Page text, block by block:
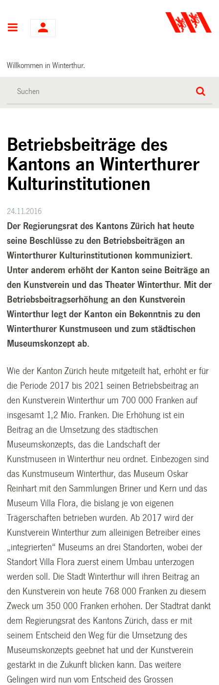
Hauptnavigation
Willkommen in Winterthur.
Betriebsbeiträge des
Kantons an Winterthurer
Kulturinstitutionen
24.11.2016
Der Regierungsrat des Kantons Zürich hat heute
seine Beschlüsse zu den Betriebsbeiträgen an
Winterthurer Kulturinstitutionen kommuniziert.
Unter anderem erhöht der Kanton seine Beiträge an
den Kunstverein und das Theater Winterthur. Mit der
Betriebsbeitragserhöhung an den Kunstverein
Winterthur legt der Kanton ein Bekenntnis zu den
Winterthurer Kunstmuseen und zum städtischen
Museumskonzept ab.
Wie der Kanton Zürich heute mitgeteilt hat, erhöht er für
die Periode 2017 bis 2021 seinen Betriebsbeitrag an
den Kunstverein Winterthur um 700 000 Franken auf
insgesamt 1,2 Mio. Franken. Die Erhöhung ist ein
Beitrag an die Umsetzung des städtischen
Museumskonzepts, das die Landschaft der
Kunstmuseen in Winterthur neu ordnet. Einbezogen sind
das Kunstmuseum Winterthur, das Museum Oskar
Reinhart mit den Sammlungen Briner und Kern und das
Museum Villa Flora, die bislang je von eigenen
Trägerschaften betrieben wurden. Ab 2017 wird der
Kunstverein Winterthur zum alleinigen Betreiber eines
„integrierten“ Museums an drei Standorten, wobei der
Standort Villa Flora zuerst einem Umbau unterzogen
werden soll. Die Stadt Winterthur will ihren Beitrag an
den Kunstverein von heute 768 000 Franken zu diesem
Zweck um 350 000 Franken erhöhen. Der Stadtrat dankt
dem Regierungsrat des Kantons Zürich, dass er mit
seinem Entscheid den Weg für die Umsetzung des
Museumskonzepts geebnet hat und der Kunstverein
gestärkt in die Zukunft blicken kann. Das weitere
Gelingen wird nun vom Entscheid des Grossen